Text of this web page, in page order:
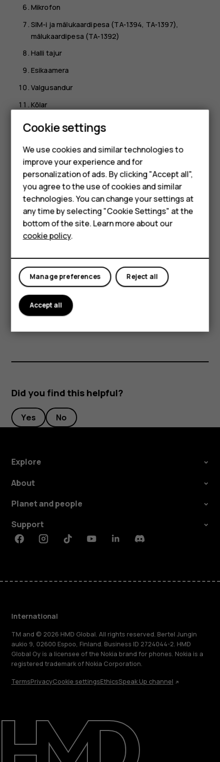
Smartphones
Feature phones
Phones for kids
Accessories
HMD Terra M
For business
Tablets
Repair, reuse, recycle
Sustainability
Support
Mikrofon
SIM-i ja mälukaardipesa (TA-1394, TA-1397),
mälukaardipesa (TA-1392)
Halli tajur
Esikaamera
Valgusandur
Kõlar
USB-pesa
Mõnda selles kasutusjuhendis kirjeldatud tarvikut, nagu
laadija, peakomplekt või andmesidekaabel, võidakse müüa
eraldi.
Osad ja ühendusliidesed, magnetism
Ärge ühendage seadmega signaali edastavaid seadmeid,
heliliidesesse ühtegi toiteallikat. Kui ühendate selle
peakomplekti, olge helitugevusega ettevaatlik.
Mõni seadme osa on magnetiline. Seadme ja metallosade
vahel võib tekkida magnetiline tõmme. Ärge hoidke
krediitkaarte või teisi magnetribakaarte liiga pikalt seadme
lähedal, sest see võib neid kahjustada.
Did you find this helpful?
Yes No
Explore
About
Planet and people
Support
FacebookInstagramTiktokYoutubeLinkedinDiscord
International
TM and © 2026 HMD Global. All rights reserved. Bertel Jungin
aukio 9, 02600 Espoo, Finland. Business ID 2724044-2. HMD
Global Oy is a licensee of the Nokia brand for phones. Nokia is a
registered trademark of Nokia Corporation.
TermsPrivacyCookie settingsEthicsSpeak Up channel
Cookie settings
We use cookies and similar technologies to
improve your experience and for
personalization of ads. By clicking "Accept all",
you agree to the use of cookies and similar
technologies. You can change your settings at
any time by selecting "Cookie Settings" at the
bottom of the site. Learn more about our
cookie policy.
Reject all
Manage preferences
Accept all